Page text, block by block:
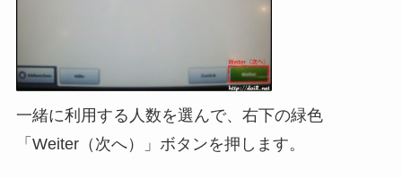
一緒に利用する人数を選んで、右下の緑色
「Weiter（次へ）」ボタンを押します。